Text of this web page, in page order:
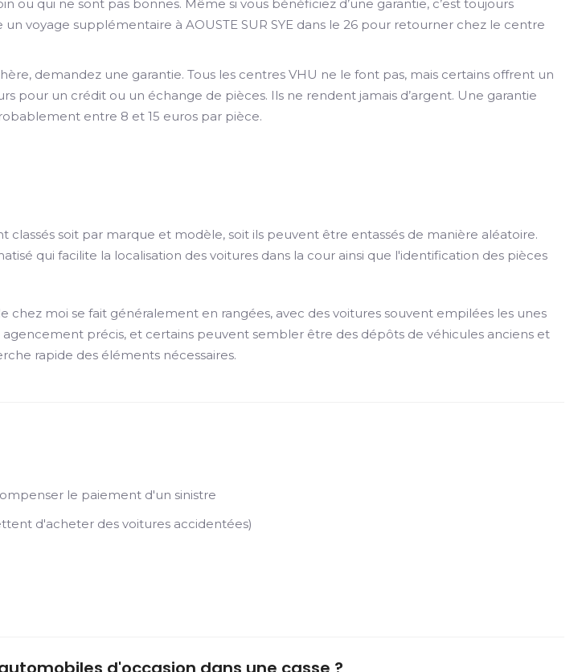
ou qui ne sont pas bonnes. Même si vous bénéficiez d’une garantie, c’est toujours
voyage supplémentaire à AOUSTE SUR SYE dans le 26 pour retourner chez le centre
demandez une garantie. Tous les centres VHU ne le font pas, mais certains offrent un
pour un crédit ou un échange de pièces. Ils ne rendent jamais d’argent. Une garantie
entre 8 et 15 euros par pièce.
soit par marque et modèle, soit ils peuvent être entassés de manière aléatoire.
qui facilite la localisation des voitures dans la cour ainsi que l'identification des pièces
chez moi se fait généralement en rangées, avec des voitures souvent empilées les unes
précis, et certains peuvent sembler être des dépôts de véhicules anciens et
rapide des éléments nécessaires.
le paiement d'un sinistre
d'acheter des voitures accidentées)